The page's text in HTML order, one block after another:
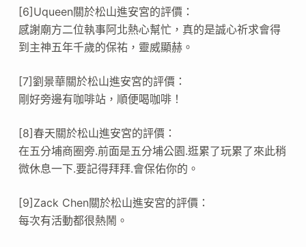
[6]Uqueen關於松山進安宮的評價：
感謝廟方二位執事阿北熱心幫忙，真的是誠心祈求會得
到主神五年千歲的保祐，靈威顯赫。
[7]劉景華關於松山進安宮的評價：
剛好旁邊有咖啡站，順便喝咖啡！
[8]春天關於松山進安宮的評價：
在五分埔商圈旁.前面是五分埔公園.逛累了玩累了來此稍
微休息一下.要記得拜拜.會保佑你的。
[9]Zack Chen關於松山進安宮的評價：
每次有活動都很熱鬧。